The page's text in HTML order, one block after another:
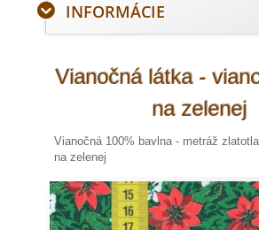
INFORMÁCIE
Vianočná látka -
na zelenej
Vianočná 100% bavlna - metráž
na zelenej